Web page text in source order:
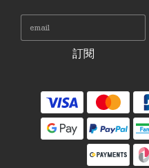
訂閱